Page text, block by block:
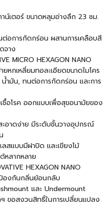
น์เตอร์ ขนาดหลุมอ่างลึก 23 ซม.
อการกัดกร่อน ผสานการเคลือบสี
จาง
MICRO HEXAGON NANO
หกเหลี่ยมทอละเอียดขนาดไมโคร
มัน, ทนต่อการกัดกร่อน และการ
ชื้อโรค ออกแบบเพื่อสุขอนามัยของ
ะอาดง่าย มีระดับชั้นวางอุปกรณ์
ลสแบบมีฝาปิด และเขียงไม้
หลากหลาย
HEXAGON NANO
องกันกลิ่นย้อนกลับ
และ Undermount
ขอสงวนสิทธิ์ในการเปลี่ยนแปลง